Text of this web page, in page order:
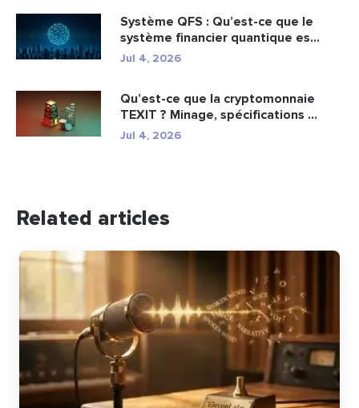
Système QFS : Qu’est-ce que le
système financier quantique es...
Jul 4, 2026
Qu’est-ce que la cryptomonnaie
TEXIT ? Minage, spécifications ...
Jul 4, 2026
Related articles